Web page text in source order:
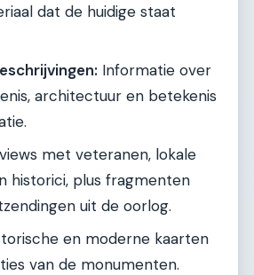
dat de huidige staat
Informatie over
architectuur en betekenis
met veteranen, lokale
historici, plus fragmenten
uit de oorlog.
en moderne kaarten
van de monumenten.